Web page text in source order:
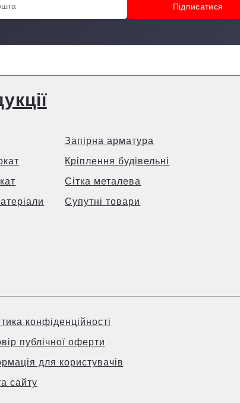
Запірна арматура
Кріплення будівельні
Сітка металева
Супутні товари
конфіденційності
публічної оферти
для користувачів
сайту